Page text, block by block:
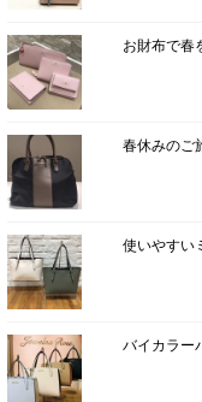
お財布で春
春休みのご
使いやすい
バイカラー